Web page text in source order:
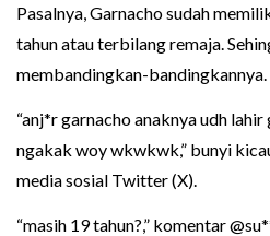
Pasalnya, Garnacho sudah
tahun atau terbilang remaja.
membandingkan-bandingkannya.
“anj*r garnacho anaknya udh
ngakak woy wkwkwk,” bunyi
media sosial Twitter (X).
“masih 19 tahun?,” komentar